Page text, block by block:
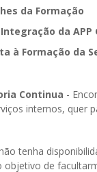
da Formação
Integração da APP
à Formação da
Continua -
internos, quer
tenha
objetivo de